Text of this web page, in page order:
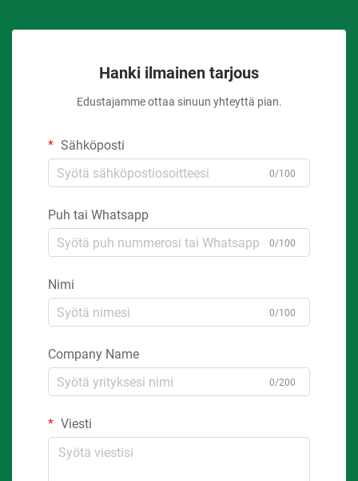
Hanki ilmainen tarjous
Edustajamme ottaa sinuun yhteyttä pian.
Sähköposti
0/100
Puh tai Whatsapp
0/100
Nimi
0/100
Company Name
0/200
Viesti